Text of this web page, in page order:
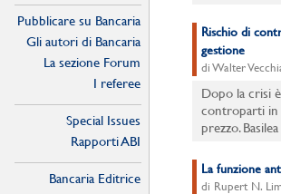
Pubblicare su Bancaria
Gli autori di Bancaria
La sezione Forum
I referee
Special Issues
Rapporti ABI
Bancaria Editrice
Rischio di
gestione
di Walter
Dopo la crisi
controparti in
prezzo.
La funzione
di Rupert N.